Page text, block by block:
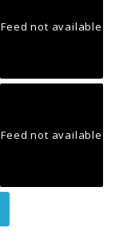
Feed not available
Feed not available